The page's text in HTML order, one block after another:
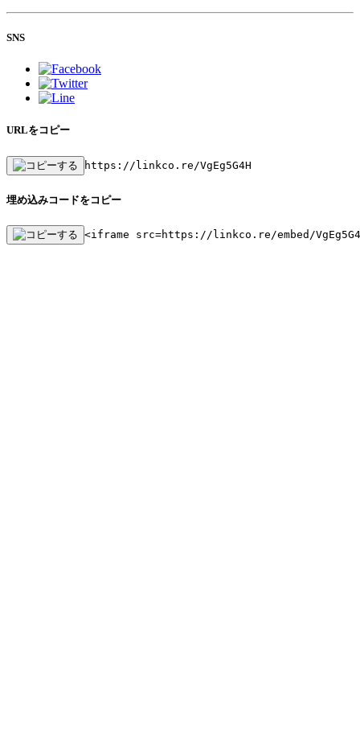
SNS
URLをコピー
https://linkco.re/VgEg5G4H
埋め込みコードをコピー
<iframe src=https://linkco.re/embed/